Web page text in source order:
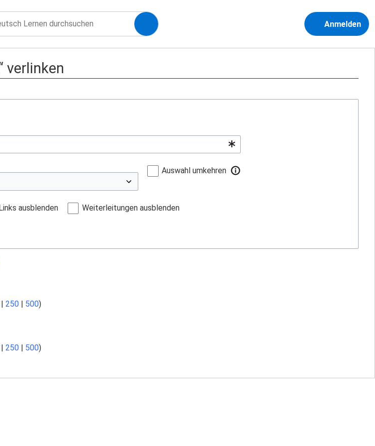
Anmelden
verlinken
Auswahl umkehren
ausblenden Weiterleitungen ausblenden
250 500)
250 500)